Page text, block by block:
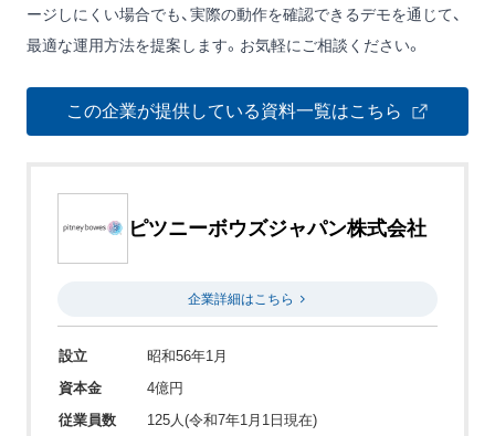
ージしにくい場合でも、実際の動作を確認できるデモを通じて、
最適な運用方法を提案します。お気軽にご相談ください。
この企業が提供している資料一覧はこちら
ピツニーボウズジャパン株式会社
企業詳細はこちら
設立
昭和56年1月
資本金
4億円
従業員数
125人(令和7年1月1日現在)